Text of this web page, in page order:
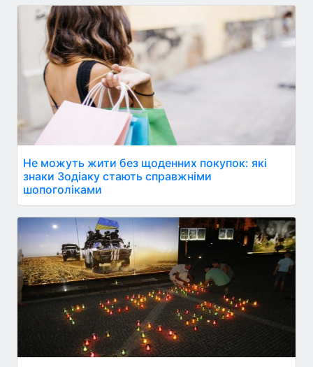
Не можуть жити без щоденних покупок: які
знаки Зодіаку стають справжніми
шопоголіками